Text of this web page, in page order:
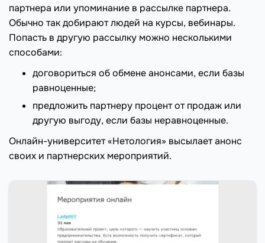
партнера или упоминание в рассылке партнера.
Обычно так добирают людей на курсы, вебинары.
Попасть в другую рассылку можно несколькими
способами:
договориться об обмене анонсами, если базы
равноценные;
предложить партнеру процент от продаж или
другую выгоду, если базы неравноценные.
Онлайн-университет «Нетология» высылает анонс
своих и партнерских мероприятий.